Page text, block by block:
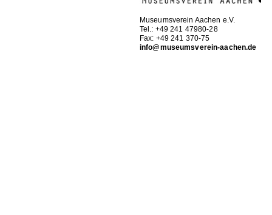
Museumsverein Aachen e.V.
Tel.: +49 241 47980-28
Fax: +49 241 370-75
info@museumsverein-aachen.de